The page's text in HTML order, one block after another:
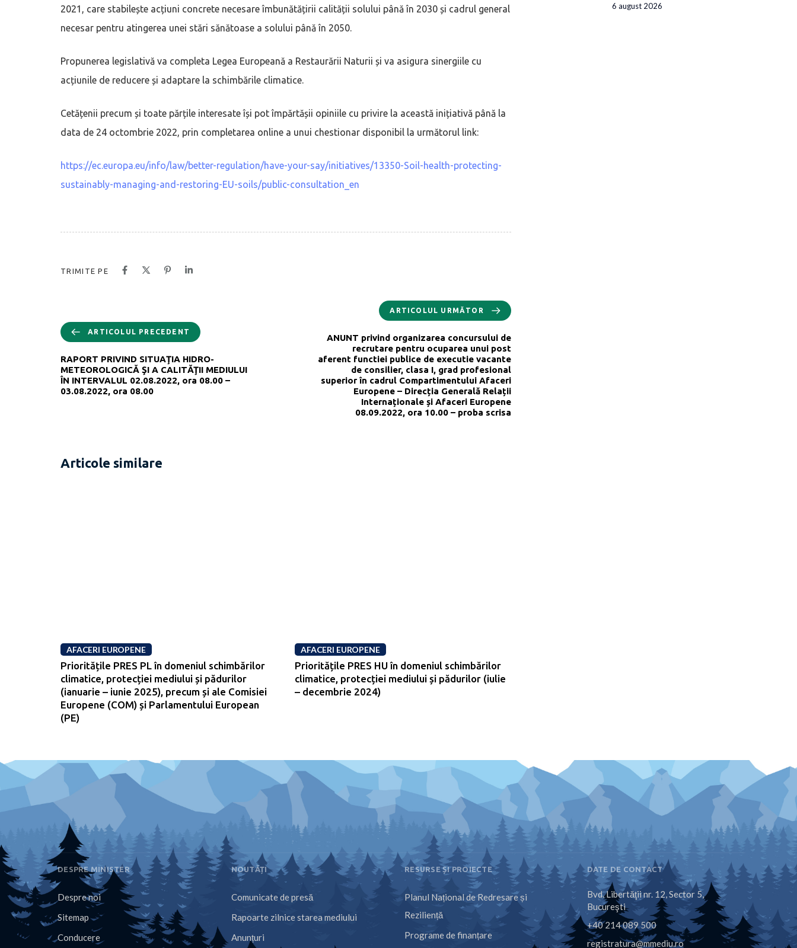
2021, care stabilește acțiuni concrete necesare îmbunătățirii calității solului până în 2030 și cadrul general
necesar pentru atingerea unei stări sănătoase a solului până în 2050.
Propunerea legislativă va completa Legea Europeană a Restaurării Naturii și va asigura sinergiile cu
acțiunile de reducere și adaptare la schimbările climatice.
Cetățenii precum și toate părțile interesate își pot împărtășii opiniile cu privire la această inițiativă până la
data de 24 octombrie 2022, prin completarea online a unui chestionar disponibil la următorul link:
https://ec.europa.eu/info/law/better-regulation/have-your-say/initiatives/13350-Soil-health-protecting-
sustainably-managing-and-restoring-EU-soils/public-consultation_en
TRIMITE PE
ARTICOLUL PRECEDENT
RAPORT PRIVIND SITUAŢIA HIDRO-
METEOROLOGICĂ ŞI A CALITĂŢII MEDIULUI
ÎN INTERVALUL 02.08.2022, ora 08.00 –
03.08.2022, ora 08.00
ARTICOLUL URMĂTOR
ANUNT privind organizarea concursului de
recrutare pentru ocuparea unui post
aferent functiei publice de executie vacante
de consilier, clasa I, grad profesional
superior în cadrul Compartimentului Afaceri
Europene – Direcția Generală Relații
Internaționale și Afaceri Europene
08.09.2022, ora 10.00 – proba scrisa
Articole similare
AFACERI EUROPENE
Prioritățile PRES PL în domeniul schimbărilor
climatice, protecției mediului și pădurilor
(ianuarie – iunie 2025), precum și ale Comisiei
Europene (COM) și Parlamentului European
(PE)
AFACERI EUROPENE
Prioritățile PRES HU în domeniul schimbărilor
climatice, protecției mediului și pădurilor (iulie
– decembrie 2024)
6 august 2026
DESPRE MINISTER
Despre noi
Sitemap
Conducere
NOUTĂȚI
Comunicate de presă
Rapoarte zilnice starea mediului
Anunțuri
RESURSE ȘI PROIECTE
Planul Național de Redresare și
Reziliență
Programe de finanțare
DATE DE CONTACT
Bvd. Libertăţii nr. 12, Sector 5,
Bucureşti
+40 214 089 500
registratura@mmediu.ro